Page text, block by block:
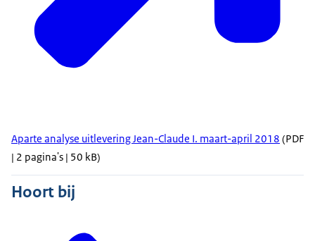
Aparte analyse uitlevering Jean-Claude I. maart-april 2018 (PDF
| 2 pagina's | 50 kB)
Hoort bij